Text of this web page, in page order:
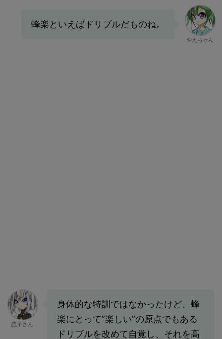
蜂楽といえばドリブルだものね。
やえちゃん
読子さん
身体的な特訓ではなかったけど、蜂
楽にとって”楽しい”の原点でもある
ドリブルを改めて自覚し、それを高